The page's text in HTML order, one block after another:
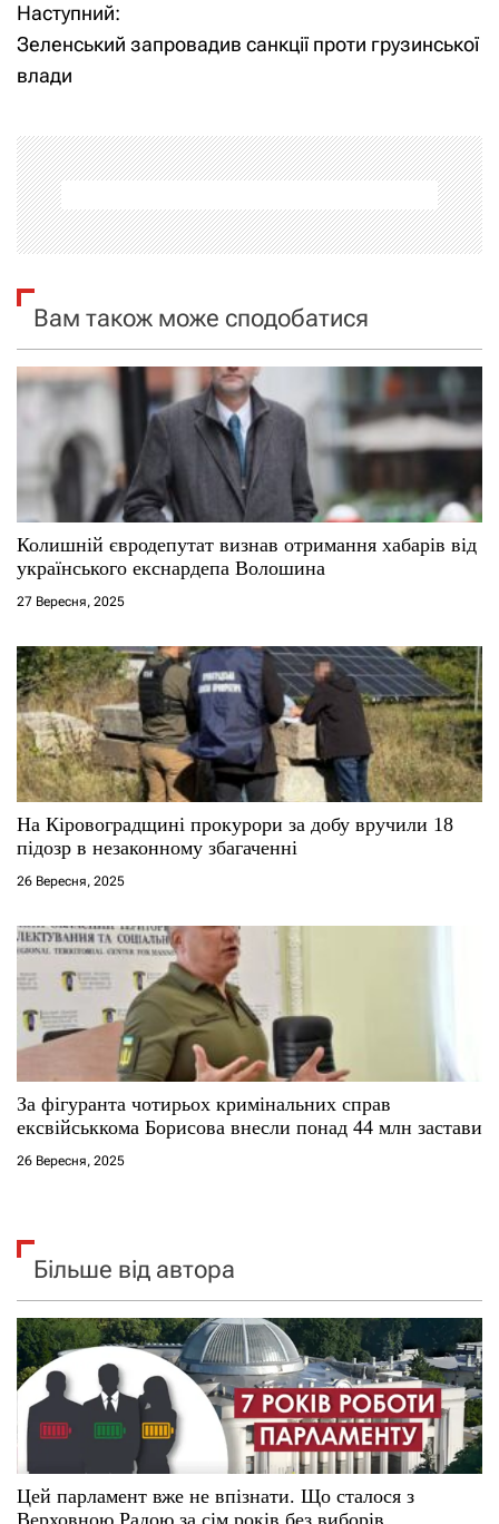
в
і
а
ц
і
я
з
а
и
с
і
в
Наступний:
Зеленський запровадив санкції проти грузинської
влади
Вам також може сподобатися
Колишній євродепутат визнав отримання хабарів від
українського екснардепа Волошина
27 Вересня, 2025
На Кіровоградщині прокурори за добу вручили 18
підозр в незаконному збагаченні
26 Вересня, 2025
За фігуранта чотирьох кримінальних справ
ексвійськкома Борисова внесли понад 44 млн застави
26 Вересня, 2025
Більше від автора
Цей парламент вже не впізнати. Що сталося з
Верховною Радою за сім років без виборів